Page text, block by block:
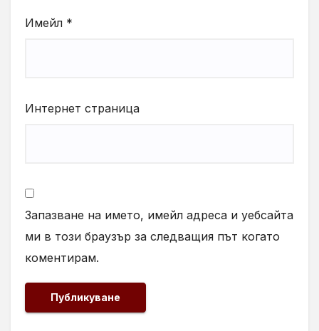
Имейл *
Интернет страница
Запазване на името, имейл адреса и уебсайта
ми в този браузър за следващия път когато
коментирам.